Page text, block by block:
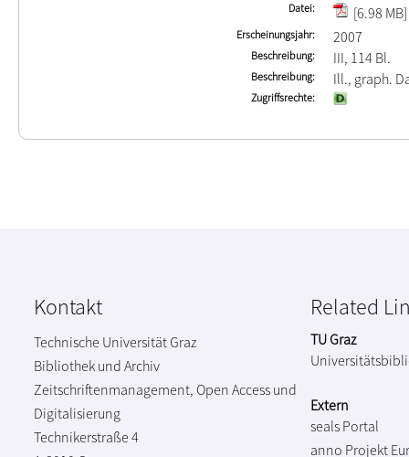
Datei [6.98 MB]
Erscheinungsjahr 2007
Beschreibung III, 114 Bl.
Beschreibung Ill., graph.
Zugriffsrechte
Kontakt
Technische Universität Graz
Bibliothek und Archiv
Zeitschriftenmanagement, Open Access und
Digitalisierung
Technikerstraße 4
Related
TU Graz
Extern
seals Portal
anno Projekt